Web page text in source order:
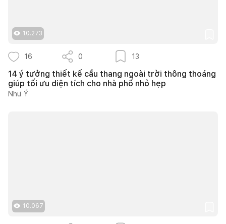
10.273
16 0 13
14 ý tưởng thiết kế cầu thang ngoài trời thông thoáng
giúp tối ưu diện tích cho nhà phố nhỏ hẹp
Như Ý
10.067